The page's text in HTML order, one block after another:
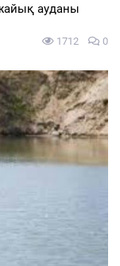
ауданы
1712 0